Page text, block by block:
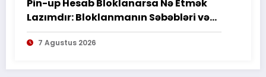
Pin-up Hesab Bloklanarsa Nə Etmək
Lazımdır: Bloklanmanın Səbəbləri və
Tədbirləri
7 Agustus 2026